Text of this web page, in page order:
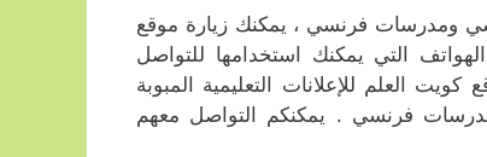
ومدرسات فرنسي ، يمكنك زيارة موقع
التي يمكنك استخدامها للتواصل
العلم للإعلانات التعليمية المبوبة
فرنسي . يمكنكم التواصل معهم